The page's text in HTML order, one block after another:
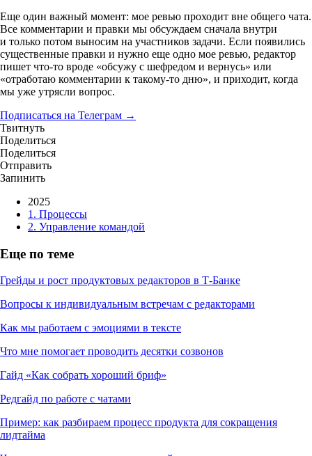
Еще один важный момент: мое ревью проходит вне общего чата.
Все комментарии и правки мы обсуждаем сначала внутри
и только потом выносим на участников задачи. Если появились
существенные правки и нужно еще одно мое ревью, редактор
пишет что-то вроде «обсужу с шефредом и вернусь» или
«отработаю комментарии к такому-то дню», и приходит, когда
мы уже утрясли вопрос.
Подписаться на Телеграм →
Твитнуть
Поделиться
Поделиться
Отправить
Запинить
2025
1. Процессы
2. Управление командой
Еще по теме
Грейды и рост продуктовых редакторов в Т-Банке
Вопросы к индивидуальным встречам с редакторами
Как мы работаем с эмоциями в тексте
Что мне помогает проводить десятки созвонов
Гайд «Как собрать хороший бриф»
Редгайд по работе с чатами
Пример: как разбираем процесс продукта для сокращения
лидтайма